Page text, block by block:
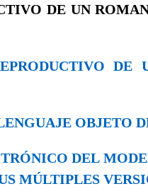
DE UN
DE
OBJETO
DEL
MÚLTIPLES